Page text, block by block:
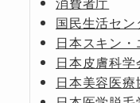
国民生活セン
日本スキン
日本皮膚科学
日本美容医療